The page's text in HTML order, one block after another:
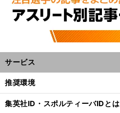
サービス
推奨環境
集英社ID・スポルティーバIDとは